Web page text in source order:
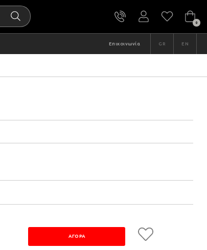
0
Επικοινωνία GR EN